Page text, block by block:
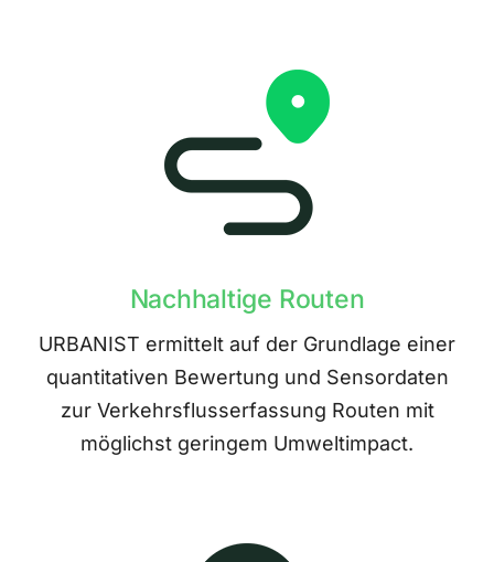
Nachhaltige Routen
URBANIST ermittelt auf der Grundlage einer
quantitativen Bewertung und Sensordaten
zur Verkehrsflusserfassung Routen mit
möglichst geringem Umweltimpact.